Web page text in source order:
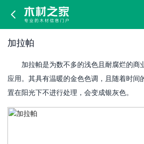
加
拉
加拉帕
加拉帕是为数不多的浅色且耐腐烂的商
应用。其具有温暖的金色色调，且随着时间
置在阳光下不进行处理，会变成银灰色。